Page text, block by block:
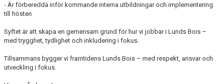
- Är förberedda inför kommande interna utbildningar och implementering
till hösten
Syftet är att skapa en gemensam grund för hur vi jobbar i Lunds Bois –
med trygghet, tydlighet och inkludering i fokus.
Tillsammans bygger vi framtidens Lunds Bois – med respekt, ansvar och
utveckling i fokus.